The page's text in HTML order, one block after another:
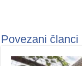
Povezani članci